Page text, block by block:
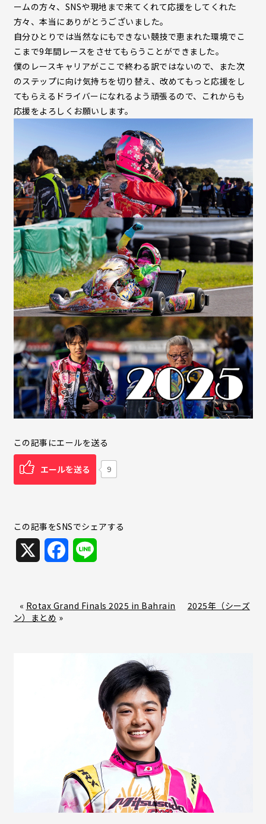
ームの方々、SNSや現地まで来てくれて応援をしてくれた
方々、本当にありがとうございました。
自分ひとりでは当然なにもできない競技で恵まれた環境でこ
こまで9年間レースをさせてもらうことができました。
僕のレースキャリアがここで終わる訳ではないので、また次
のステップに向け気持ちを切り替え、改めてもっと応援をし
てもらえるドライバーになれるよう頑張るので、これからも
応援をよろしくお願いします。
この記事にエールを送る
エールを送る 9
この記事をSNSでシェアする
« Rotax Grand Finals 2025 in Bahrain
2025年（シーズ
ン）まとめ »